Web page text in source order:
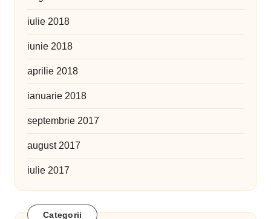
iulie 2018
iunie 2018
aprilie 2018
ianuarie 2018
septembrie 2017
august 2017
iulie 2017
Categorii